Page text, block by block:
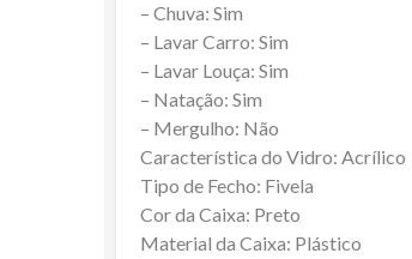
– Chuva: Sim
– Lavar Carro: Sim
– Lavar Louça: Sim
– Natação: Sim
– Mergulho: Não
Característica do Vidro: Acrílico
Tipo de Fecho: Fivela
Cor da Caixa: Preto
Material da Caixa: Plástico